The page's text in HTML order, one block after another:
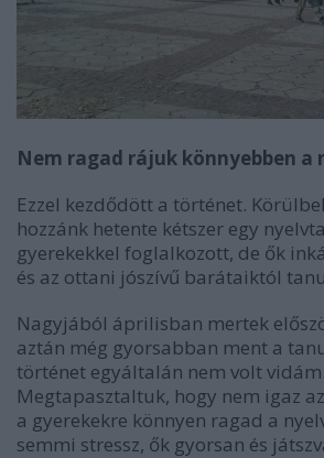
Nem ragad rájuk könnyebben a
Ezzel kezdődött a történet.
hozzánk hetente kétszer egy
gyerekekkel foglalkozott, de ők
és az ottani jószívű barátaiktól
Nagyjából áprilisban mertek
aztán még gyorsabban ment a
történet egyáltalán nem volt vidám.
Megtapasztaltuk, hogy nem igaz
a gyerekekre könnyen ragad a
semmi stressz, ők gyorsan és